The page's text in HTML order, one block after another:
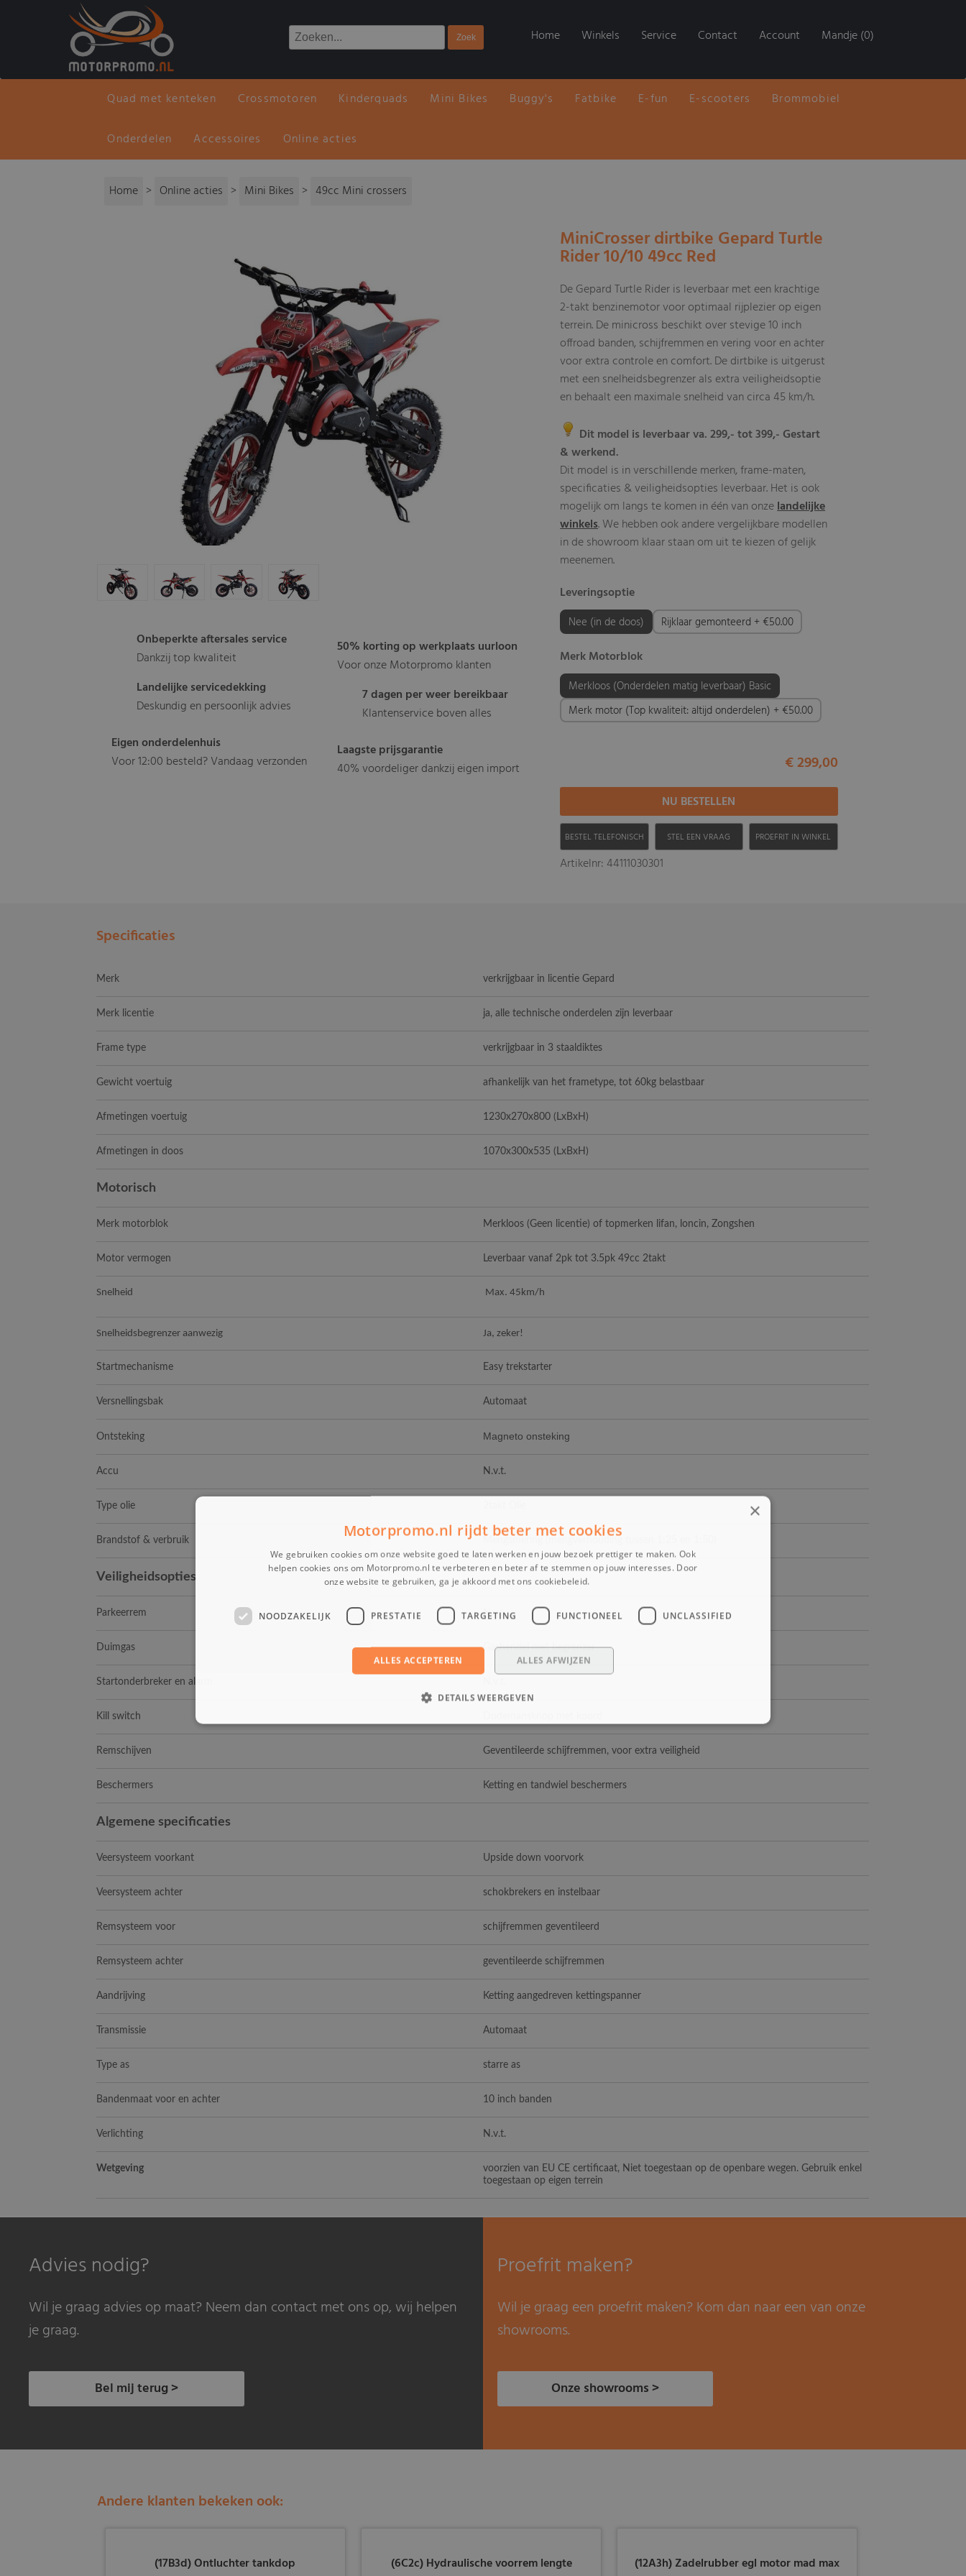
Home Winkels Service Contact Account Mandje (0)
Quad met kenteken Crossmotoren Kinderquads Mini Bikes Buggy's Fatbike E-fun E-scooters Brommobiel
Onderdelen Accessoires Online acties
Home > Online acties > Mini Bikes > 49cc Mini crossers
Onbeperkte aftersales service
Dankzij top kwaliteit
Landelijke servicedekking
Deskundig en persoonlijk advies
Eigen onderdelenhuis
Voor 12:00 besteld? Vandaag verzonden
50% korting op werkplaats uurloon
Voor onze Motorpromo klanten
7 dagen per weer bereikbaar
Klantenservice boven alles
Laagste prijsgarantie
40% voordeliger dankzij eigen import
MiniCrosser dirtbike Gepard Turtle
Rider 10/10 49cc Red
De Gepard Turtle Rider is leverbaar met een krachtige
2-takt benzinemotor voor optimaal rijplezier op eigen
terrein. De minicross beschikt over stevige 10 inch
offroad banden, schijfremmen en vering voor en achter
voor extra controle en comfort. De dirtbike is uitgerust
met een snelheidsbegrenzer als extra veiligheidsoptie
en behaalt een maximale snelheid van circa 45 km/h.
Dit model is leverbaar va. 299,- tot 399,- Gestart
& werkend.
Dit model is in verschillende merken, frame-maten,
specificaties & veiligheidsopties leverbaar. Het is ook
mogelijk om langs te komen in één van onzelandelijke
winkels. We hebben ook andere vergelijkbare modellen
in de showroom klaar staan om uit te kiezen of gelijk
meenemen.
Leveringsoptie
Nee (in de doos) Rijklaar gemonteerd + €50.00
Merk Motorblok
Merkloos (Onderdelen matig leverbaar) Basic
Merk motor (Top kwaliteit: altijd onderdelen) + €50.00
€ 299,00
BESTEL TELEFONISCH STEL EEN VRAAG PROEFRIT IN WINKEL
Artikelnr: 44111030301
Specificaties
Merk verkrijgbaar in licentie Gepard
Merk licentie ja, alle technische onderdelen zijn leverbaar
Frame type verkrijgbaar in 3 staaldiktes
Gewicht voertuig afhankelijk van het frametype, tot 60kg belastbaar
Afmetingen voertuig 1230x270x800 (LxBxH)
Afmetingen in doos 1070x300x535 (LxBxH)
Motorisch
Merk motorblok Merkloos (Geen licentie) of topmerken lifan, loncin, Zongshen
Motor vermogen Leverbaar vanaf 2pk tot 3.5pk 49cc 2takt
Snelheid Max. 45km/h
Snelheidsbegrenzer aanwezig Ja, zeker!
Startmechanisme Easy trekstarter
Versnellingsbak Automaat
Ontsteking Magneto onsteking
Accu N.v.t.
Type olie
Brandstof & verbruik
Veiligheidsopties
Parkeerrem N.v.t.
Duimgas Gashendel met begrenzer
Startonderbreker en alarm
Kill switch
Remschijven Geventileerde schijfremmen, voor extra veiligheid
Beschermers Ketting en tandwiel beschermers
Algemene specificaties
Veersysteem voorkant Upside down voorvork
Veersysteem achter schokbrekers en instelbaar
Remsysteem voor schijfremmen geventileerd
Remsysteem achter geventileerde schijfremmen
Aandrijving Ketting aangedreven kettingspanner
Transmissie Automaat
Type as starre as
Bandenmaat voor en achter 10 inch banden
Verlichting N.v.t.
Wetgeving
voorzien van EU CE certificaat, Niet toegestaan op de openbare wegen. Gebruik enkel
toegestaan op eigen terrein
Advies nodig?
Wil je graag advies op maat? Neem dan contact met ons op, wij helpen
je graag.
Bel mij terug >
Proefrit maken?
Wil je graag een proefrit maken? Kom dan naar een van onze
showrooms.
Onze showrooms >
Andere klanten bekeken ook:
(17B3d) Ontluchter tankdop
(6C2c) Hydraulische voorrem lengte
(12A3h) Zadelrubber egl motor mad max
×
Motorpromo.nl rijdt beter met cookies
We gebruiken cookies om onze website goed te laten werken en jouw bezoek prettiger te maken. Ook
helpen cookies ons om Motorpromo.nl te verbeteren en beter af te stemmen op jouw interesses. Door
onze website te gebruiken, ga je akkoord met ons cookiebeleid.
NOODZAKELIJK PRESTATIE TARGETING FUNCTIONEEL UNCLASSIFIED
ALLES ACCEPTEREN ALLES AFWIJZEN
DETAILS WEERGEVEN